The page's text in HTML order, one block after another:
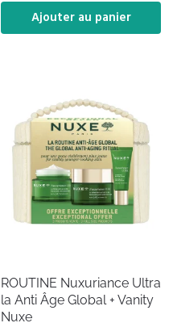
Ajouter au panier
ROUTINE Nuxuriance Ultra
la Anti Âge Global + Vanity
Nuxe